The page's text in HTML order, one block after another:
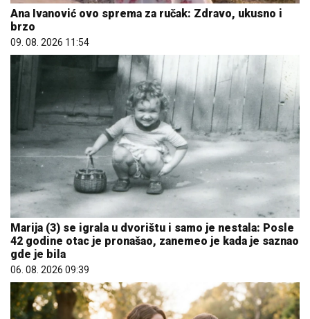
Ana Ivanović ovo sprema za ručak: Zdravo, ukusno i
brzo
09. 08. 2026 11:54
Marija (3) se igrala u dvorištu i samo je nestala: Posle
42 godine otac je pronašao, zanemeo je kada je saznao
gde je bila
06. 08. 2026 09:39